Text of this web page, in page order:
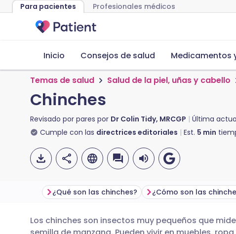
Para pacientes Profesionales médicos
Inicio Consejos de salud Medicamentos
Temas de salud Salud de la piel, uñas y cabello
Chinches
Revisado por pares por Dr Colin Tidy, MRCGP Última
Cumple con las directrices editoriales Est. 5 min
Compartir por correo
🇬🇧 English 🇩🇪
¿Qué son las chinches? ¿Cómo son las
Los chinches son insectos muy pequeños que